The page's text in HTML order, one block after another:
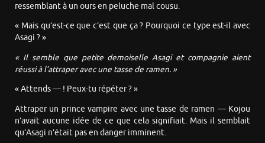
ressemblant à un ours en peluche mal cousu.
« Mais qu’est-ce que c’est que ça ? Pourquoi ce type est-il avec
Asagi ? »
« Il semble que petite demoiselle Asagi et compagnie aient
réussi à l’attraper avec une tasse de ramen. »
« Attends — ! Peux-tu répéter ? »
Attraper un prince vampire avec une tasse de ramen — Kojou
n’avait aucune idée de ce que cela signifiait. Mais il semblait
qu’Asagi n’était pas en danger imminent.